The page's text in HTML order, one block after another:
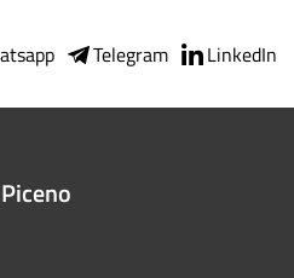
Telegram LinkedIn